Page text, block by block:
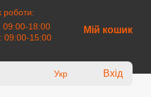
роботи:
09:00-18:00
09:00-15:00
Мій кошик
Укр Вхід